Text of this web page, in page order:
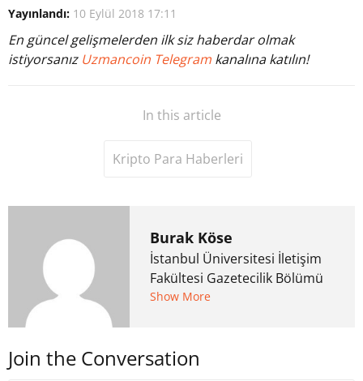
Yayınlandı: 10 Eylül 2018 17:11
En güncel gelişmelerden ilk siz haberdar olmak
istiyorsanız Uzmancoin Telegram kanalına katılın!
In this article
Kripto Para Haberleri
Burak Köse
İstanbul Üniversitesi İletişim
Fakültesi Gazetecilik Bölümü
mezunu. 6 yıl ana akım
kurdu. 2017'nin Mayıs ayından
Show More
Join the Conversation